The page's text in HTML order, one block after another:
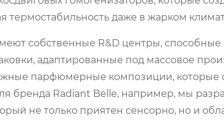
термостабильность даже в жарком
собственные R&D центры,
адаптированные под массовое
парфюмерные композиции, которые
бренда Radiant Belle, например, мы
не только приятен сенсорно, но и